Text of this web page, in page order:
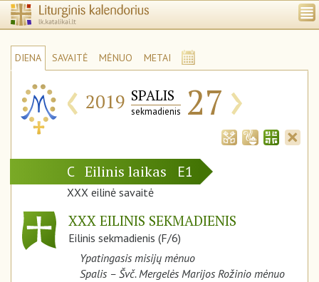
DIENA SAVAITĖ MĖNUO METAI
‹ 2019 SPALIS
sekmadienis 27 ›
C Eilinis laikas E1
XXX eilinė savaitė
XXX EILINIS SEKMADIENIS
Eilinis sekmadienis (F/6)
Ypatingasis misijų mėnuo
Spalis – Švč. Mergelės Marijos Rožinio mėnuo